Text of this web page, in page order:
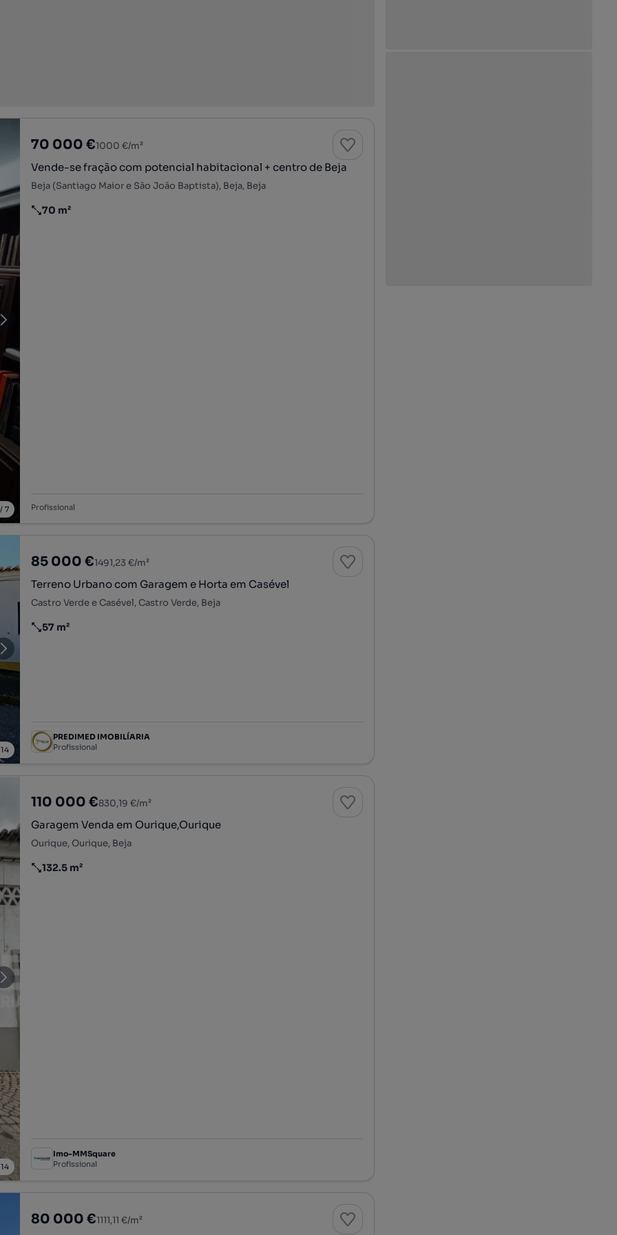
7
70 000 €1000 €/m²
Vende-se fração com potencial habitacional + centro de Beja
Beja (Santiago Maior e São João Baptista), Beja, Beja
Preço por metro quadrado
70 m²
Profissional
14
85 000 €1491,23 €/m²
Terreno Urbano com Garagem e Horta em Casével
Castro Verde e Casével, Castro Verde, Beja
Preço por metro quadrado
57 m²
PREDIMED IMOBILÍARIA
Profissional
14
110 000 €830,19 €/m²
Garagem Venda em Ourique,Ourique
Ourique, Ourique, Beja
Preço por metro quadrado
132.5 m²
Imo-MMSquare
Profissional
80 000 €1111,11 €/m²